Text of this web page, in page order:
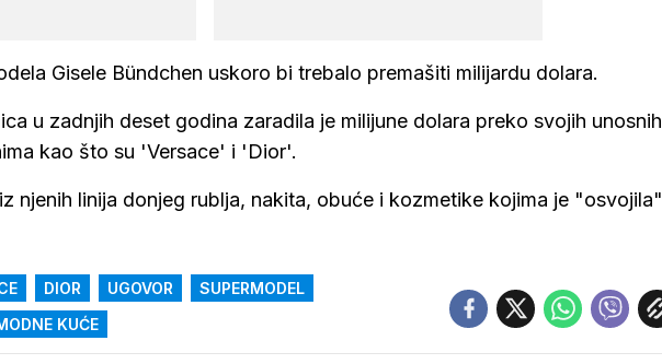
Gisele Bündchen uskoro bi trebalo premašiti milijardu dolara.
u zadnjih deset godina zaradila je milijune dolara preko svojih unosnih
kao što su 'Versace' i 'Dior'.
njenih linija donjeg rublja, nakita, obuće i kozmetike kojima je "osvojila"
DIOR UGOVOR
SUPERMODEL
KUĆE